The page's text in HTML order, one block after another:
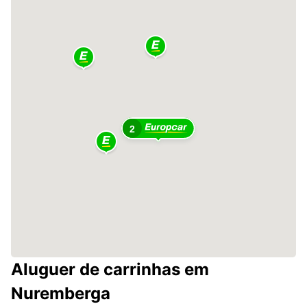
2
Aluguer de carrinhas em
Nuremberga